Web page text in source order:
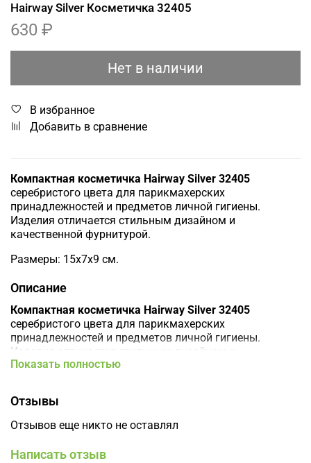
Hairway Silver Косметичка 32405
630 ₽
Нет в наличии
В избранное
Добавить в сравнение
Компактная косметичка Hairway Silver 32405
серебристого цвета для парикмахерских
принадлежностей и предметов личной гигиены.
Изделия отличается стильным дизайном и
качественной фурнитурой.
Размеры: 15x7x9 см.
Описание
Компактная косметичка Hairway Silver 32405
серебристого цвета для парикмахерских
принадлежностей и предметов личной гигиены.
Изделия отличается стильным дизайном и
качественной фурнитурой.
Показать полностью
Отзывы
Отзывов еще никто не оставлял
Написать отзыв